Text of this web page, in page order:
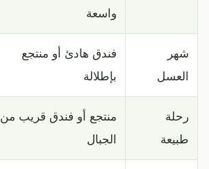
واسعة
شهر
العسل
فندق هادئ أو منتجع
بإطلالة
رحلة
طبيعة
منتجع أو فندق قريب من
الجبال